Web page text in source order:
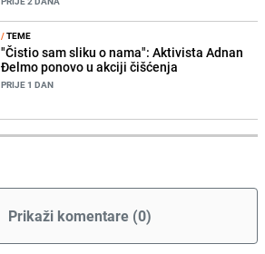
/TEME
"Čistio sam sliku o nama": Aktivista Adnan
Đelmo ponovo u akciji čišćenja
PRIJE 1 DAN
Prikaži komentare (0)